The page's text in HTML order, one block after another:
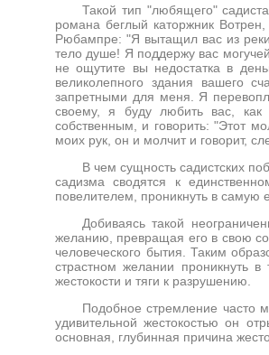
Такой тип "любящего"
романа беглый каторжник
Рюбампре: "Я вытащил вас из
тело душе! Я поддержу вас
не ощутите вы недостатка в
великолепного здания вашего
запретными для меня. Я
своему, я буду любить вас,
собственным, и говорить: "Этот
моих рук, он и молчит и говорит,
В чем сущность садистских
садизма сводятся к
повелителем, проникнуть в самую
Добиваясь такой
желанию, превращая его в свою
человеческого бытия. Таким
страстном желании проникнуть
жестокости и тяги к разрушению.
Подобное стремление часто
удивительной жестокостью он
основная, глубинная причина